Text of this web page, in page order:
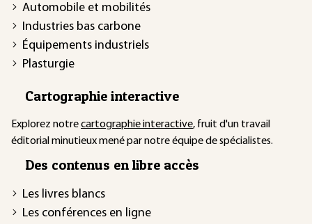
Automobile et mobilités
Industries bas carbone
Équipements industriels
Plasturgie
Cartographie interactive
Explorez notrecartographie interactive, fruit d'un travail
éditorial minutieux mené par notre équipe de spécialistes.
Des contenus en libre accès
Les livres blancs
Les conférences en ligne